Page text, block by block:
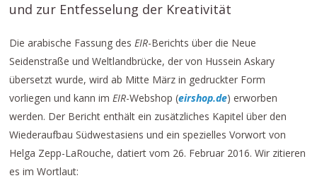
und zur Entfesselung der Kreativität
Die arabische Fassung desEIR-Berichts über die Neue
Seidenstraße und Weltlandbrücke, der von Hussein Askary
übersetzt wurde, wird ab Mitte März in gedruckter Form
vorliegen und kann imEIR-Webshop (eirshop.de) erworben
werden. Der Bericht enthält ein zusätzliches Kapitel über den
Wiederaufbau Südwestasiens und ein spezielles Vorwort von
Helga Zepp-LaRouche, datiert vom 26. Februar 2016. Wir zitieren
es im Wortlaut: